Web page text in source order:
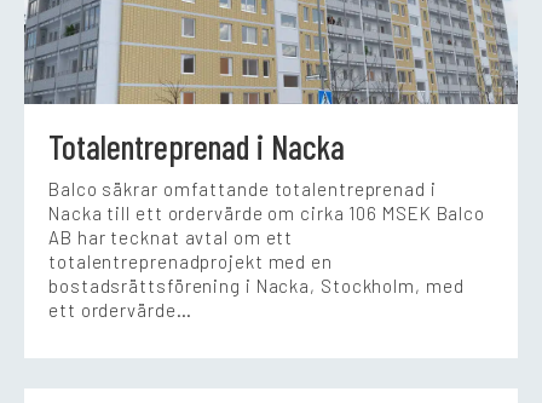
Totalentreprenad i Nacka
Balco säkrar omfattande totalentreprenad i
Nacka till ett ordervärde om cirka 106 MSEK Balco
AB har tecknat avtal om ett
totalentreprenadprojekt med en
bostadsrättsförening i Nacka, Stockholm, med
ett ordervärde…